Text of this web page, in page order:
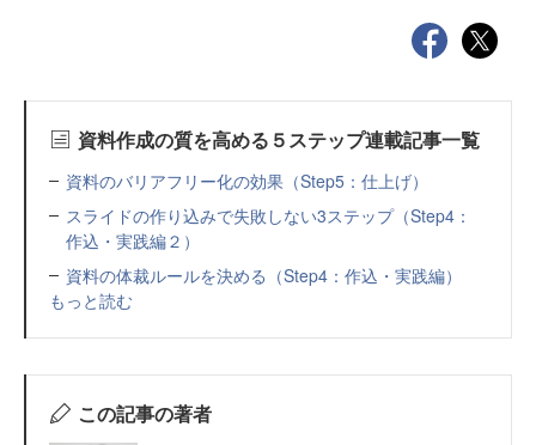
資料作成の質を高める５ステップ連載記事一覧
資料のバリアフリー化の効果（Step5：仕上げ）
スライドの作り込みで失敗しない3ステップ（Step4：
作込・実践編２）
資料の体裁ルールを決める（Step4：作込・実践編）
もっと読む
この記事の著者